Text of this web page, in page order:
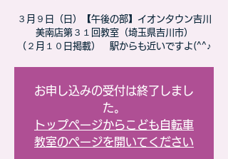
３月９日（日）【午後の部】イオンタウン吉川
美南店第３１回教室（埼玉県吉川市）
（２月１０日掲載） 駅からも近いですよ(^^♪
お申し込みの受付は終了しまし
た。
トップページからこども自転車
教室のページを開いてください